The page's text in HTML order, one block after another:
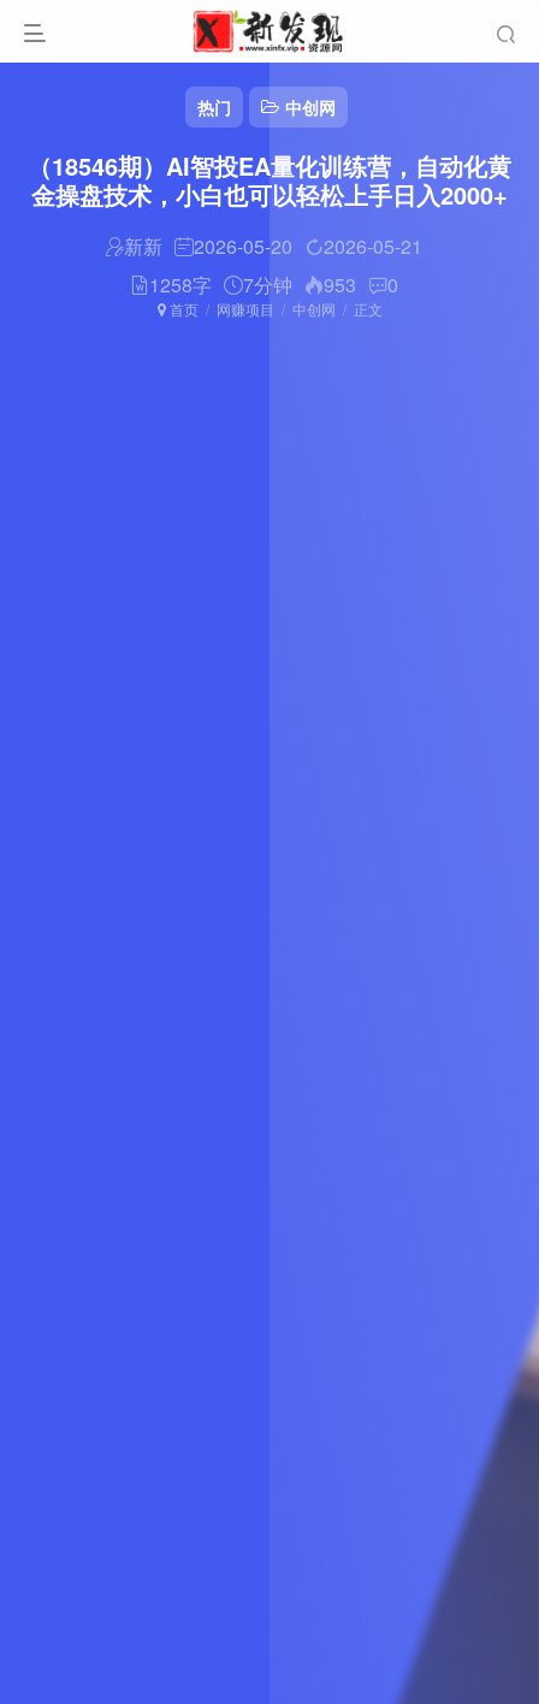
热门 中创网
（18546期）AI智投EA量化训练营，自动化黄
金操盘技术，小白也可以轻松上手日入2000+
新新 2026-05-20
2026-05-21
1258字
7分钟 953 0
首页 网赚项目 中创网 正文